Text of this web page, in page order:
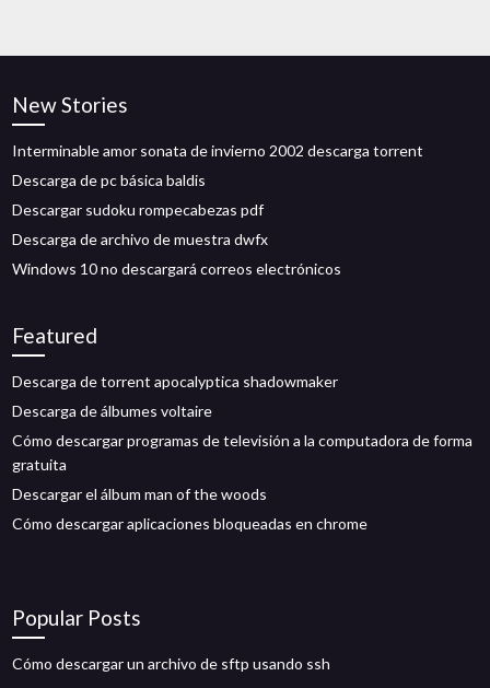
New Stories
Interminable amor sonata de invierno 2002 descarga torrent
Descarga de pc básica baldis
Descargar sudoku rompecabezas pdf
Descarga de archivo de muestra dwfx
Windows 10 no descargará correos electrónicos
Featured
Descarga de torrent apocalyptica shadowmaker
Descarga de álbumes voltaire
Cómo descargar programas de televisión a la computadora de forma
gratuita
Descargar el álbum man of the woods
Cómo descargar aplicaciones bloqueadas en chrome
Popular Posts
Cómo descargar un archivo de sftp usando ssh